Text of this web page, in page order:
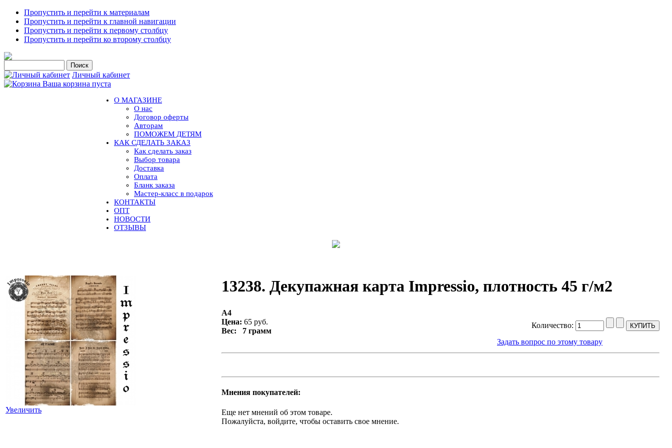
Пропустить и перейти к материалам
Пропустить и перейти к главной навигации
Пропустить и перейти к первому столбцу
Пропустить и перейти ко второму столбцу
Личный кабинет
Ваша корзина пуста
О МАГАЗИНЕ
О нас
Договор оферты
Авторам
ПОМОЖЕМ ДЕТЯМ
КАК СДЕЛАТЬ ЗАКАЗ
Как сделать заказ
Выбор товара
Доставка
Оплата
Бланк заказа
Мастер-класс в подарок
КОНТАКТЫ
ОПТ
НОВОСТИ
ОТЗЫВЫ
Увеличить
13238. Декупажная карта Impressio, плотность 45 г/м2
А4
Цена: 65 руб.
Вес: 7 грамм
Количество:
Задать вопрос по этому товару
Мнения покупателей:
Еще нет мнений об этом товаре.
Пожалуйста, войдите, чтобы оставить свое мнение.